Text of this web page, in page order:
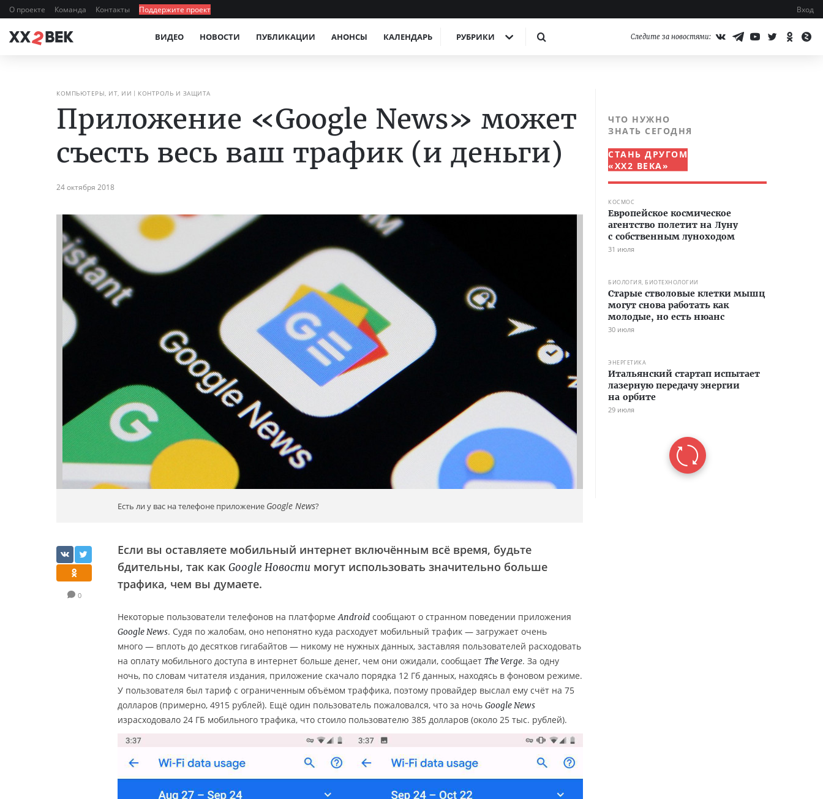
О проекте Команда Контакты Поддержите проект Вход
ВИДЕО НОВОСТИ ПУБЛИКАЦИИ АНОНСЫ КАЛЕНДАРЬ РУБРИКИ Следите за новостями:
КОМПЬЮТЕРЫ, ИТ, ИИ КОНТРОЛЬ И ЗАЩИТА
Приложение «Google News» может
съесть весь ваш трафик (и деньги)
24 октября 2018
Есть ли у вас на телефоне приложение Google News?
0
Если вы оставляете мобильный интернет включённым всё время, будьте
бдительны, так как Google Новости могут использовать значительно больше
трафика, чем вы думаете.
Некоторые пользователи телефонов на платформеAndroid сообщают о странном поведении приложения
Google News. Судя по жалобам, оно непонятно куда расходует мобильный трафик — загружает очень
много — вплоть до десятков гигабайтов — никому не нужных данных, заставляя пользователей расходовать
на оплату мобильного доступа в интернет больше денег, чем они ожидали, сообщает The Verge. За одну
ночь, по словам читателя издания, приложение скачало порядка 12 Гб данных, находясь в фоновом режиме.
У пользователя был тариф с ограниченным объёмом траффика, поэтому провайдер выслал ему счёт на 75
долларов (примерно, 4915 рублей). Ещё один пользователь пожаловался, что за ночь Google News
израсходовало 24 ГБ мобильного трафика, что стоило пользователю 385 долларов (около 25 тыс. рублей).
ЧТО НУЖНО
ЗНАТЬ СЕГОДНЯ
СТАНЬ ДРУГОМ
«XX2 ВЕКА»
КОСМОС
Европейское космическое
агентство полетит на Луну
с собственным луноходом
31 июля
БИОЛОГИЯ, БИОТЕХНОЛОГИИ
Старые стволовые клетки мышц
могут снова работать как
молодые, но есть нюанс
30 июля
ЭНЕРГЕТИКА
Итальянский стартап испытает
лазерную передачу энергии
на орбите
29 июля